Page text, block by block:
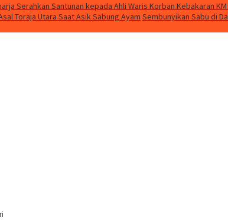
Serahkan Santunan kepada Ahli Waris Korban Kebakaran
Toraja Utara Saat Asik Sabung Ayam Sembunyikan Sabu di